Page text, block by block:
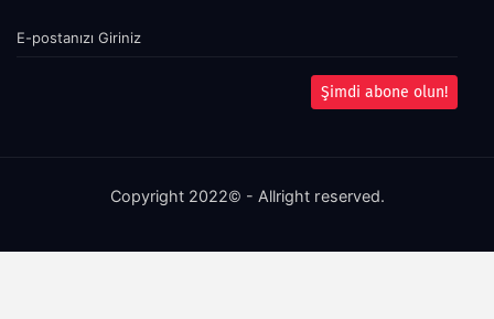
Şimdi abone olun!
Copyright 2022© - Allright reserved.